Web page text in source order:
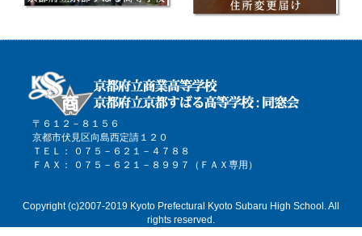
〒６１２－８１５６
京都市伏見区向島西定請１２０
ＴＥＬ： ０７５－６２１－４７８８
ＦＡＸ： ０７５－６２１－８９９７（ＦＡＸ専用）
Copyright (c)2007-2019 Kyoto Prefectural Kyoto Subaru High School. All
rights reserved.